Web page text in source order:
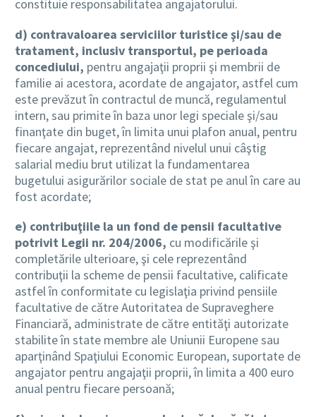
constituie responsabilitatea angajatorului.
d) contravaloarea serviciilor turistice şi/sau de
tratament, inclusiv transportul, pe perioada
concediului, pentru angajaţii proprii şi membrii de
familie ai acestora, acordate de angajator, astfel cum
este prevăzut în contractul de muncă, regulamentul
intern, sau primite în baza unor legi speciale şi/sau
finanţate din buget, în limita unui plafon anual, pentru
fiecare angajat, reprezentând nivelul unui câştig
salarial mediu brut utilizat la fundamentarea
bugetului asigurărilor sociale de stat pe anul în care au
fost acordate;
e) contribuţiile la un fond de pensii facultative
potrivit Legii nr. 204/2006, cu modificările şi
completările ulterioare, şi cele reprezentând
contribuţii la scheme de pensii facultative, calificate
astfel în conformitate cu legislaţia privind pensiile
facultative de către Autoritatea de Supraveghere
Financiară, administrate de către entităţi autorizate
stabilite în state membre ale Uniunii Europene sau
aparţinând Spaţiului Economic European, suportate de
angajator pentru angajaţii proprii, în limita a 400 euro
anual pentru fiecare persoană;